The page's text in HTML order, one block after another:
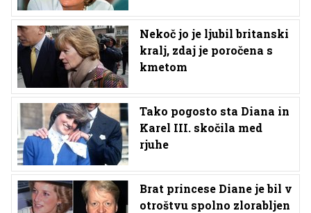
Nekoč jo je ljubil britanski
kralj, zdaj je poročena s
kmetom
Tako pogosto sta Diana in
Karel III. skočila med
rjuhe
Brat princese Diane je bil v
otroštvu spolno zlorabljen